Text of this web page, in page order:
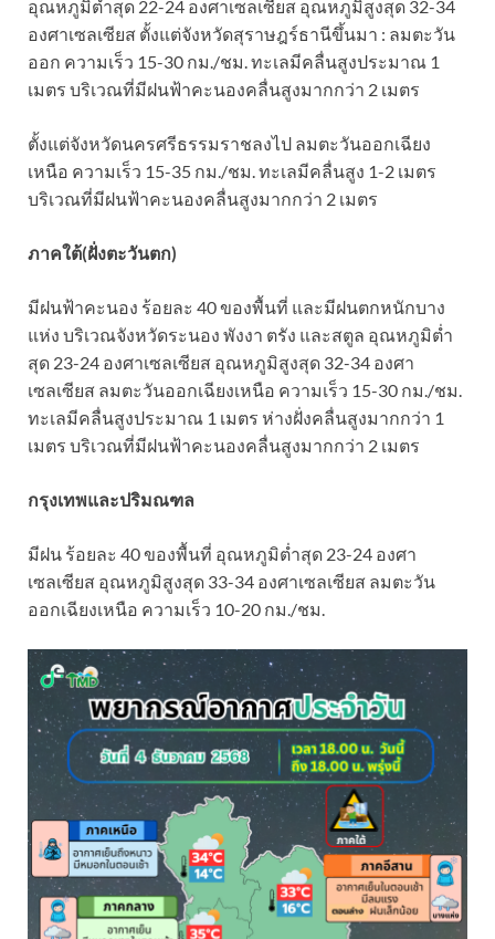
อุณหภูมิต่ำสุด 22-24 องศาเซลเซียส อุณหภูมิสูงสุด 32-34
องศาเซลเซียส ตั้งแต่จังหวัดสุราษฎร์ธานีขึ้นมา : ลมตะวัน
ออก ความเร็ว 15-30 กม./ชม. ทะเลมีคลื่นสูงประมาณ 1
เมตร บริเวณที่มีฝนฟ้าคะนองคลื่นสูงมากกว่า 2 เมตร
ตั้งแต่จังหวัดนครศรีธรรมราชลงไป ลมตะวันออกเฉียง
เหนือ ความเร็ว 15-35 กม./ชม. ทะเลมีคลื่นสูง 1-2 เมตร
บริเวณที่มีฝนฟ้าคะนองคลื่นสูงมากกว่า 2 เมตร
ภาคใต้(ฝั่งตะวันตก)
มีฝนฟ้าคะนอง ร้อยละ 40 ของพื้นที่ และมีฝนตกหนักบาง
แห่ง บริเวณจังหวัดระนอง พังงา ตรัง และสตูล อุณหภูมิต่ำ
สุด 23-24 องศาเซลเซียส อุณหภูมิสูงสุด 32-34 องศา
เซลเซียส ลมตะวันออกเฉียงเหนือ ความเร็ว 15-30 กม./ชม.
ทะเลมีคลื่นสูงประมาณ 1 เมตร ห่างฝั่งคลื่นสูงมากกว่า 1
เมตร บริเวณที่มีฝนฟ้าคะนองคลื่นสูงมากกว่า 2 เมตร
กรุงเทพและปริมณฑล
มีฝน ร้อยละ 40 ของพื้นที่ อุณหภูมิต่ำสุด 23-24 องศา
เซลเซียส อุณหภูมิสูงสุด 33-34 องศาเซลเซียส ลมตะวัน
ออกเฉียงเหนือ ความเร็ว 10-20 กม./ชม.